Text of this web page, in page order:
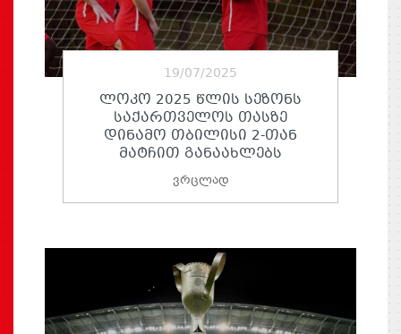
19/07/2025
ᲚᲝᲙᲝ 2025 ᲬᲚᲘᲡ ᲡᲔᲖᲝᲜᲡ
ᲡᲐᲥᲐᲠᲗᲕᲔᲚᲝᲡ ᲗᲐᲡᲖᲔ
ᲓᲘᲜᲐᲛᲝ ᲗᲑᲘᲚᲘᲡᲘ 2-ᲗᲐᲜ
ᲛᲐᲢᲩᲘᲗ ᲒᲐᲜᲐᲐᲮᲚᲔᲑᲡ
ვრცლად